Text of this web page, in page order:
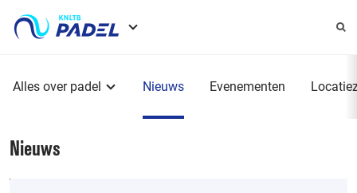
Alles over padel Nieuws Evenementen
Nieuws